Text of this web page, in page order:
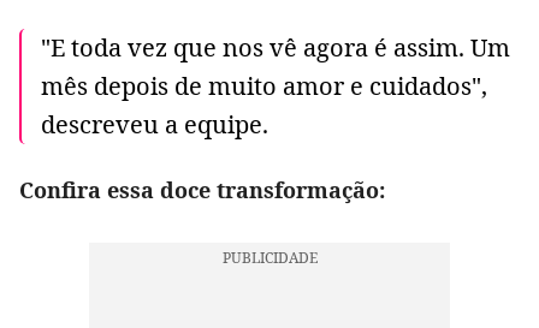
"E toda vez que nos vê agora é assim. Um
mês depois de muito amor e cuidados",
descreveu a equipe.
Confira essa doce transformação: